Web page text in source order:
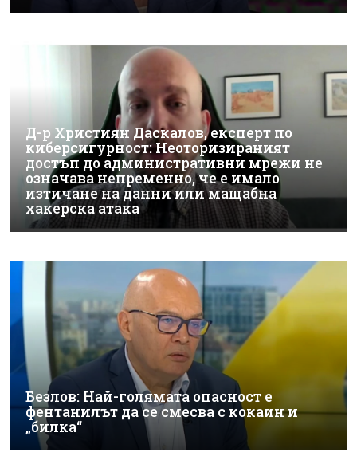
Д-р Християн Даскалов, експерт по
киберсигурност: Неоторизираният
достъп до административни мрежи не
означава непременно, че е имало
изтичане на данни или мащабна
хакерска атака
Безлов: Най-голямата опасност е
фентанилът да се смесва с кокаин и
„билка“